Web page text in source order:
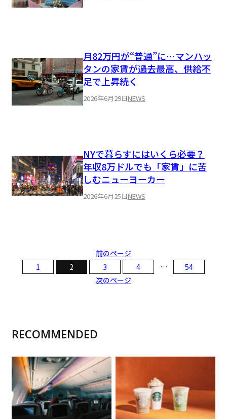
月82万円が“普通”に…マンハッ
タンの家賃が過去最高、供給不
足で上昇続く
2026年6月29日NEWS
NYで暮らすにはいくら必要？
年収8万ドルでも「家賃」に苦
しむニューヨーカー
2026年6月25日NEWS
前のページ
1
2 3 4 …
54
次のページ
RECOMMENDED